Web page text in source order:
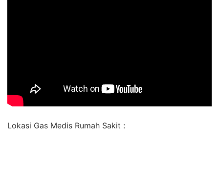
Lokasi Gas Medis Rumah Sakit :